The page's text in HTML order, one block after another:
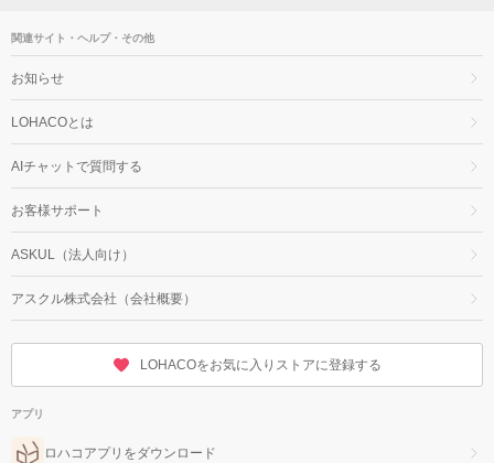
関連サイト・ヘルプ・その他
お知らせ
LOHACOとは
AIチャットで質問する
お客様サポート
ASKUL（法人向け）
アスクル株式会社（会社概要）
LOHACOをお気に入りストアに登録する
アプリ
ロハコアプリをダウンロード